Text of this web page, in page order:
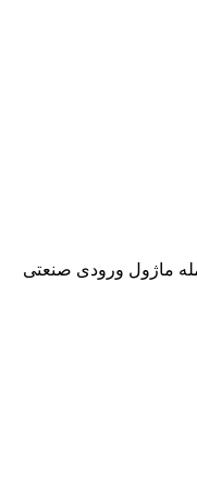
ماژول ورودی صنعتی